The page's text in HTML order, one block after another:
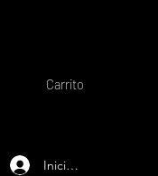
Carrito
Iniciar sesión